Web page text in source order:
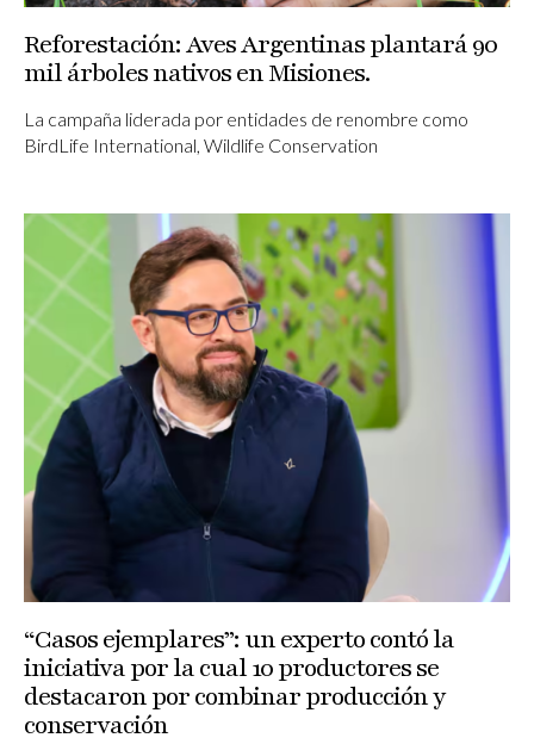
Reforestación: Aves Argentinas plantará 90
mil árboles nativos en Misiones.
La campaña liderada por entidades de renombre como
BirdLife International, Wildlife Conservation
“Casos ejemplares”: un experto contó la
iniciativa por la cual 10 productores se
destacaron por combinar producción y
conservación